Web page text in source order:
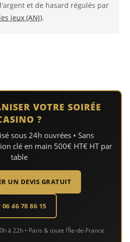
et de hasard régulés par
jeux (ANJ).
VOTRE SOIRÉE
?
sous 24h ouvrées • Sans
clé en main 500€ HT€ HT par
table
UN DEVIS GRATUIT
46 78 86 15
à 22h • Paris & toute l’Île-de-France